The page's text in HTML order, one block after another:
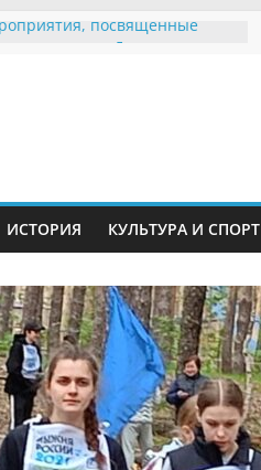
посвященные
в сети Интернет
приняли участие в
«Сохраним
Воронинского
родились крапчатые
ИСТОРИЯ КУЛЬТУРА И СПОРТ